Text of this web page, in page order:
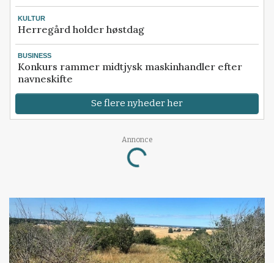
KULTUR
Herregård holder høstdag
BUSINESS
Konkurs rammer midtjysk maskinhandler efter
navneskifte
Se flere nyheder her
Annonce
Loading...